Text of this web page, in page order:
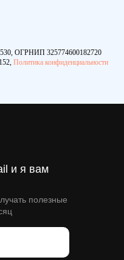
ОГРНИП 325774600182720
Политика конфиденциальности
и я вам
полезные